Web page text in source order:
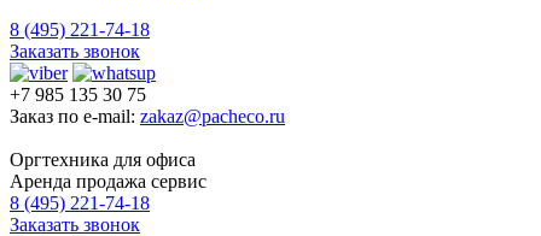
8 (495) 221-74-18
Заказать звонок
+7 985 135 30 75
Заказ по e-mail: zakaz@pacheco.ru
Оргтехника для офиса
Аренда продажа сервис
8 (495) 221-74-18
Заказать звонок